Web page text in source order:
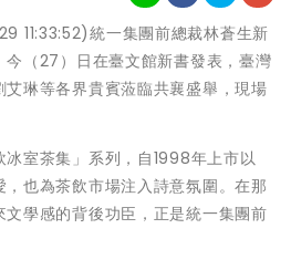
11:33:52)統一集團前總裁林蒼生新
（27）日在臺文館新書發表，臺灣
琳等各界貴賓蒞臨共襄盛舉，現場
室茶集」系列，自1998年上市以
也為茶飲市場注入詩意氛圍。在那
學感的背後功臣，正是統一集團前